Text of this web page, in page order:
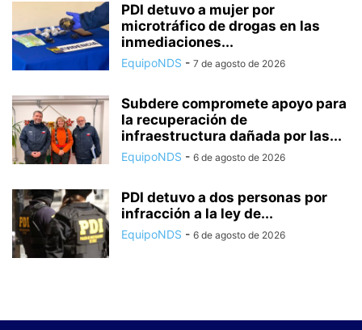
PDI detuvo a mujer por
microtráfico de drogas en las
inmediaciones...
EquipoNDS - 7 de agosto de 2026
Subdere compromete apoyo para
la recuperación de
infraestructura dañada por las...
EquipoNDS - 6 de agosto de 2026
PDI detuvo a dos personas por
infracción a la ley de...
EquipoNDS - 6 de agosto de 2026